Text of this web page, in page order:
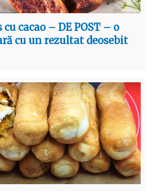
cu cacao – DE POST – o
cu un rezultat deosebit